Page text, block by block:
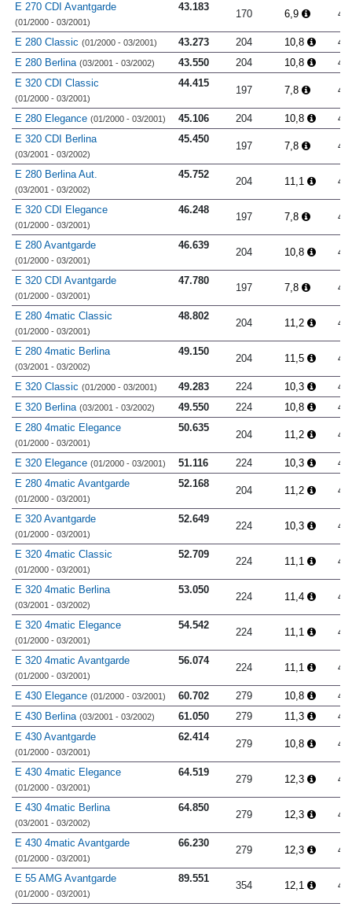
E 270 CDI Avantgarde
(01/2000 - 03/2001)
43.183
170 6,9
E 280 Classic (01/2000 - 03/2001) 43.273 204 10,8
E 280 Berlina (03/2001 - 03/2002) 43.550 204 10,8
E 320 CDI Classic
(01/2000 - 03/2001)
44.415
197 7,8
E 280 Elegance (01/2000 - 03/2001) 45.106 204 10,8
E 320 CDI Berlina
(03/2001 - 03/2002)
45.450
197 7,8
E 280 Berlina Aut.
(03/2001 - 03/2002)
45.752
204 11,1
E 320 CDI Elegance
(01/2000 - 03/2001)
46.248
197 7,8
E 280 Avantgarde
(01/2000 - 03/2001)
46.639
204 10,8
E 320 CDI Avantgarde
(01/2000 - 03/2001)
47.780
197 7,8
E 280 4matic Classic
(01/2000 - 03/2001)
48.802
204 11,2
E 280 4matic Berlina
(03/2001 - 03/2002)
49.150
204 11,5
E 320 Classic (01/2000 - 03/2001) 49.283 224 10,3
E 320 Berlina (03/2001 - 03/2002) 49.550 224 10,8
E 280 4matic Elegance
(01/2000 - 03/2001)
50.635
204 11,2
E 320 Elegance (01/2000 - 03/2001) 51.116 224 10,3
E 280 4matic Avantgarde
(01/2000 - 03/2001)
52.168
204 11,2
E 320 Avantgarde
(01/2000 - 03/2001)
52.649
224 10,3
E 320 4matic Classic
(01/2000 - 03/2001)
52.709
224 11,1
E 320 4matic Berlina
(03/2001 - 03/2002)
53.050
224 11,4
E 320 4matic Elegance
(01/2000 - 03/2001)
54.542
224 11,1
E 320 4matic Avantgarde
(01/2000 - 03/2001)
56.074
224 11,1
E 430 Elegance (01/2000 - 03/2001) 60.702 279 10,8
E 430 Berlina (03/2001 - 03/2002) 61.050 279 11,3
E 430 Avantgarde
(01/2000 - 03/2001)
62.414
279 10,8
E 430 4matic Elegance
(01/2000 - 03/2001)
64.519
279 12,3
E 430 4matic Berlina
(03/2001 - 03/2002)
64.850
279 12,3
E 430 4matic Avantgarde
(01/2000 - 03/2001)
66.230
279 12,3
E 55 AMG Avantgarde
(01/2000 - 03/2001)
89.551
354 12,1